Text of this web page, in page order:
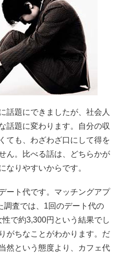
話題にできましたが、社会人
話題に変わります。自分の収
ても、わざわざ口にして得を
ん。比べる話は、どちらかが
なりやすいからです。
ート代です。マッチングアプ
調査では、1回のデート代の
で約3,300円という結果でし
がちなことがわかります。だ
然という態度より、カフェ代